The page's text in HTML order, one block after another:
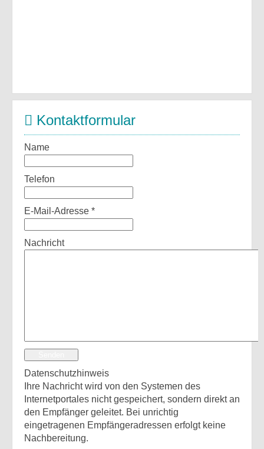
Kontaktformular
Name
Telefon
E-Mail-Adresse *
Nachricht
Datenschutzhinweis
Ihre Nachricht wird von den Systemen des
Internetportales nicht gespeichert, sondern direkt an
den Empfänger geleitet. Bei unrichtig
eingetragenen Empfängeradressen erfolgt keine
Nachbereitung.